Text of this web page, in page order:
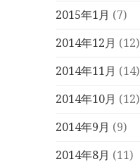
2015年1月 (7)
2014年12月 (12)
2014年11月 (14)
2014年10月 (12)
2014年9月 (9)
2014年8月 (11)